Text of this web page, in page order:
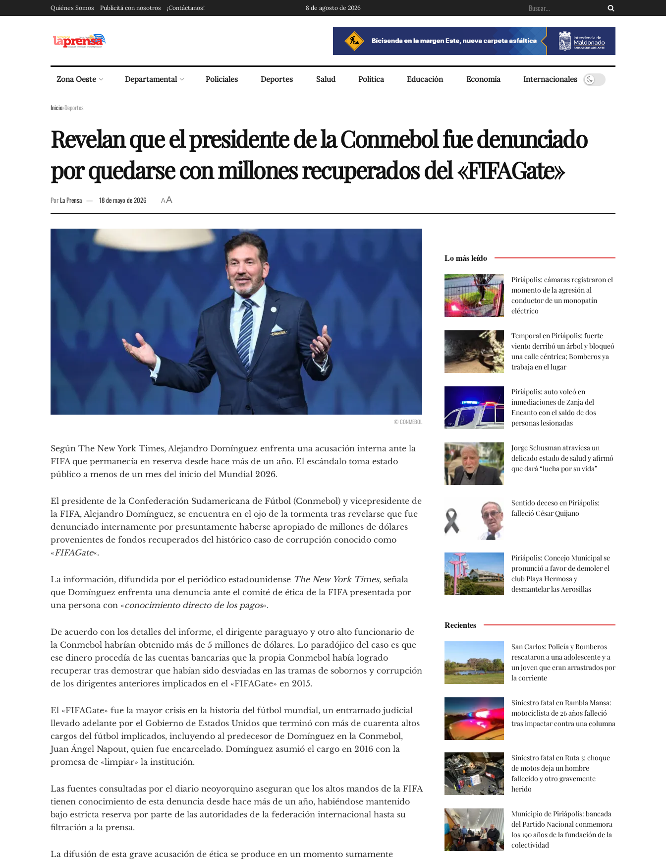
Quiénes Somos Publicitá con nosotros ¡Contáctanos! 8 de agosto de 2026
Zona Oeste Departamental Policiales Deportes Salud Política Educación Economía Internacionales
Inicio Deportes
Revelan que el presidente de la Conmebol fue denunciado
por quedarse con millones recuperados del «FIFAGate»
PorLa Prensa 18 de mayo de 2026 AA
© CONMEBOL
Según The New York Times, Alejandro Domínguez enfrenta una acusación interna ante la
FIFA que permanecía en reserva desde hace más de un año. El escándalo toma estado
público a menos de un mes del inicio del Mundial 2026.
El presidente de la Confederación Sudamericana de Fútbol (Conmebol) y vicepresidente de
la FIFA, Alejandro Domínguez, se encuentra en el ojo de la tormenta tras revelarse que fue
denunciado internamente por presuntamente haberse apropiado de millones de dólares
provenientes de fondos recuperados del histórico caso de corrupción conocido como
«FIFAGate«.
La información, difundida por el periódico estadounidense The New York Times, señala
que Domínguez enfrenta una denuncia ante el comité de ética de la FIFA presentada por
una persona con «conocimiento directo de los pagos«.
De acuerdo con los detalles del informe, el dirigente paraguayo y otro alto funcionario de
la Conmebol habrían obtenido más de 5 millones de dólares. Lo paradójico del caso es que
ese dinero procedía de las cuentas bancarias que la propia Conmebol había logrado
recuperar tras demostrar que habían sido desviadas en las tramas de sobornos y corrupción
de los dirigentes anteriores implicados en el «FIFAGate» en 2015.
El «FIFAGate» fue la mayor crisis en la historia del fútbol mundial, un entramado judicial
llevado adelante por el Gobierno de Estados Unidos que terminó con más de cuarenta altos
cargos del fútbol implicados, incluyendo al predecesor de Domínguez en la Conmebol,
Juan Ángel Napout, quien fue encarcelado. Domínguez asumió el cargo en 2016 con la
promesa de «limpiar» la institución.
Las fuentes consultadas por el diario neoyorquino aseguran que los altos mandos de la FIFA
tienen conocimiento de esta denuncia desde hace más de un año, habiéndose mantenido
bajo estricta reserva por parte de las autoridades de la federación internacional hasta su
filtración a la prensa.
La difusión de esta grave acusación de ética se produce en un momento sumamente
Lo más leído
Piriápolis: cámaras registraron el
momento de la agresión al
conductor de un monopatín
eléctrico
Temporal en Piriápolis: fuerte
viento derribó un árbol y bloqueó
una calle céntrica; Bomberos ya
trabaja en el lugar
Piriápolis: auto volcó en
inmediaciones de Zanja del
Encanto con el saldo de dos
personas lesionadas
Jorge Schusman atraviesa un
delicado estado de salud y afirmó
que dará “lucha por su vida”
Sentido deceso en Piriápolis:
falleció César Quijano
Piriápolis: Concejo Municipal se
pronunció a favor de demoler el
club Playa Hermosa y
desmantelar las Aerosillas
Recientes
San Carlos: Policía y Bomberos
rescataron a una adolescente y a
un joven que eran arrastrados por
la corriente
Siniestro fatal en Rambla Mansa:
motociclista de 26 años falleció
tras impactar contra una columna
Siniestro fatal en Ruta 3: choque
de motos deja un hombre
fallecido y otro gravemente
herido
Municipio de Piriápolis: bancada
del Partido Nacional conmemora
los 190 años de la fundación de la
colectividad